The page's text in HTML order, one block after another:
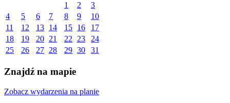
1
2
3
4
5 6 7 8 9
10
11
12 13 14 15 16
17
18
19 20 21 22 23
24
25
26 27 28 29 30 31
Znajdź na mapie
Zobacz wydarzenia na planie